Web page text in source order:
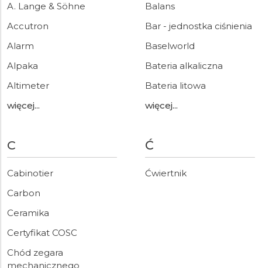
A. Lange & Söhne
Accutron
Alarm
Alpaka
Altimeter
więcej...
Balans
Bar - jednostka ciśnienia
Baselworld
Bateria alkaliczna
Bateria litowa
więcej...
C
Cabinotier
Carbon
Ceramika
Certyfikat COSC
Chód zegara
mechanicznego
Ć
Ćwiertnik